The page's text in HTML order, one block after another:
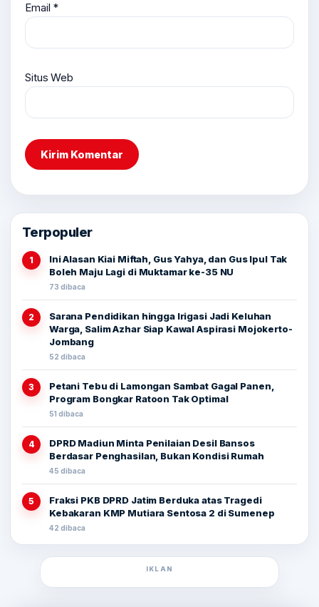
Email *
Situs Web
Terpopuler
1
Ini Alasan Kiai Miftah, Gus Yahya, dan Gus Ipul Tak
Boleh Maju Lagi di Muktamar ke-35 NU
73 dibaca
2
Sarana Pendidikan hingga Irigasi Jadi Keluhan
Warga, Salim Azhar Siap Kawal Aspirasi Mojokerto-
Jombang
52 dibaca
3
Petani Tebu di Lamongan Sambat Gagal Panen,
Program Bongkar Ratoon Tak Optimal
51 dibaca
4
DPRD Madiun Minta Penilaian Desil Bansos
Berdasar Penghasilan, Bukan Kondisi Rumah
45 dibaca
5
Fraksi PKB DPRD Jatim Berduka atas Tragedi
Kebakaran KMP Mutiara Sentosa 2 di Sumenep
42 dibaca
IKLAN